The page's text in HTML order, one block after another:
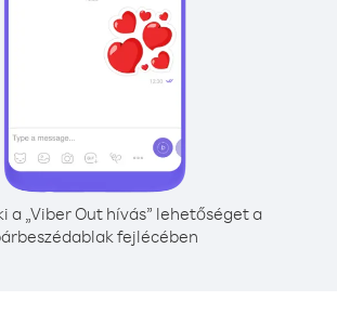
a „Viber Out hívás” lehetőséget a
fejlécében